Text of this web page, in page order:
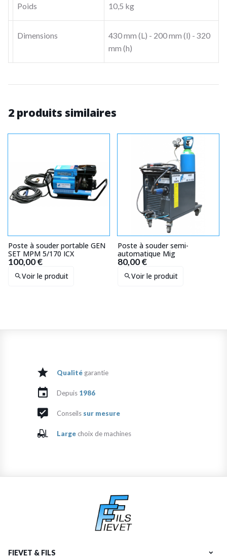
Poids 10,5 kg
Dimensions
430 mm (L) - 200 mm (l) - 320
mm (h)
2 produits similaires
Poste à souder portable GEN
SET MPM 5/170 ICX
100,00 €
Voir le produit
Poste à souder semi-
automatique Mig
80,00 €
Voir le produit
Qualité garantie
Depuis 1986
Conseils sur mesure
Large choix de machines
FIEVET & FILS